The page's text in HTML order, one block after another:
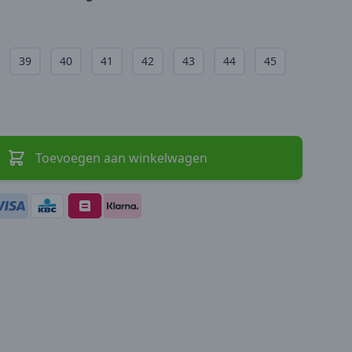
39 40 41 42 43 44 45
Toevoegen aan winkelwagen